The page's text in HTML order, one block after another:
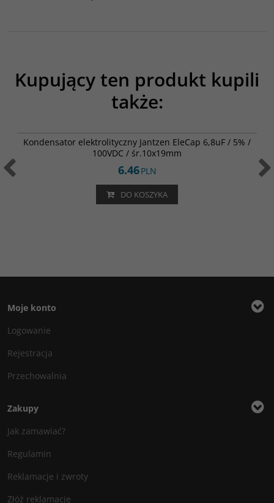
Kupujący ten produkt kupili
także:
Kondensator elektrolityczny Jantzen EleCap 6,8uF / 5% /
100VDC / śr.10x19mm
6.46PLN
DO KOSZYKA
Moje konto
Logowanie
Rejestracja
Przechowalnia
Zakupy
Jak zamawiać?
Regulamin
Reklamacje i zwroty
Złóż reklamację